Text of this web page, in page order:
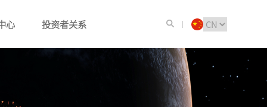
心 投资者关系